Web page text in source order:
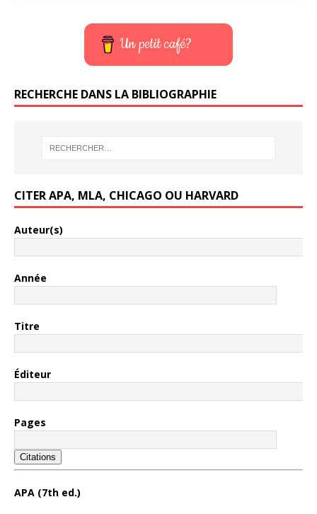
Un petit café?
RECHERCHE DANS LA BIBLIOGRAPHIE
CITER APA, MLA, CHICAGO OU HARVARD
Auteur(s)
Année
Titre
Éditeur
Pages
Citations
APA (7th ed.)